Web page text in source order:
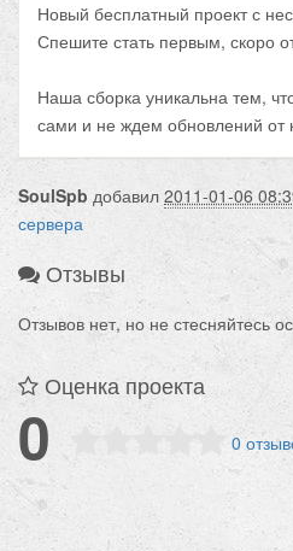
Новый бесплатный проект с
Спешите стать первым, скоро
Наша сборка уникальна тем,
сами и не ждем обновлений от
SoulSpb добавил 2011-01-06
сервера
Отзывы
Отзывов нет, но не стесняйтесь
Оценка проекта
0 0